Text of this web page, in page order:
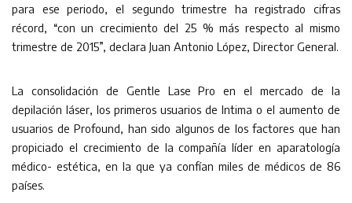
para ese periodo, el segundo trimestre ha registrado cifras
récord, “con un crecimiento del 25 % más respecto al mismo
trimestre de 2015”, declara Juan Antonio López, Director General.
La consolidación de Gentle Lase Pro en el mercado de la
depilación láser, los primeros usuarios de Intima o el aumento de
usuarios de Profound, han sido algunos de los factores que han
propiciado el crecimiento de la compañía líder en aparatología
médico- estética, en la que ya confían miles de médicos de 86
países.